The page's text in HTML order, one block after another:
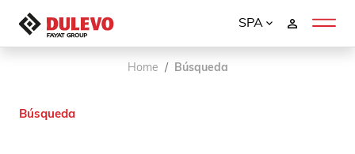
SPA
Home Búsqueda
Búsqueda